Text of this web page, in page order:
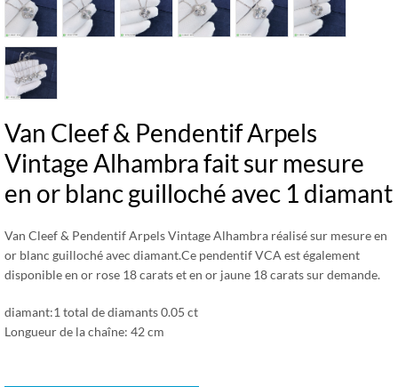
Van Cleef & Pendentif Arpels
Vintage Alhambra fait sur mesure
en or blanc guilloché avec 1 diamant
Van Cleef & Pendentif Arpels Vintage Alhambra réalisé sur mesure en
or blanc guilloché avec diamant.Ce pendentif VCA est également
disponible en or rose 18 carats et en or jaune 18 carats sur demande.
diamant:1 total de diamants 0.05 ct
Longueur de la chaîne: 42 cm